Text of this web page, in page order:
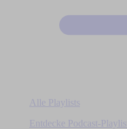
Alle Playlists
Entdecke Podcast-